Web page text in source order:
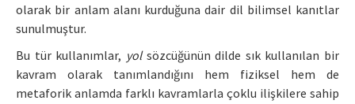
olarak bir anlam alanı kurduğuna dair dil bilimsel kanıtlar
sunulmuştur.
Bu tür kullanımlar, yolsözcüğünün dilde sık kullanılan bir
kavram olarak tanımlandığını hem fiziksel hem de
metaforik anlamda farklı kavramlarla çoklu ilişkilere sahip